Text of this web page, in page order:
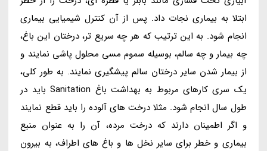
ابتلا به بیماری نجات داد. پس از آن کنترل شیمیایی بیماری
انجام شود. به این ترتیب که هر چه سریع تر، درختان این باغ،
چه بیمار و چه سالم، بوسیله سموم مسی محلول پاشی نمایند و
از بیمار شدن سایر درختان سالم پیشگیری نمایند. به طور کلی،
یک سری کارهای مربوط به بهداشت باغ Sanitation باید در
طول سال انجام شود. مثلا درخت های آلوده را باید قطع نمایند
و اگر اطمینان دارند که درخت مرده، آن را به عنوان منبع
بیماری و خطر برای سایر نخل ها و باغ های اطراف، به بیرون